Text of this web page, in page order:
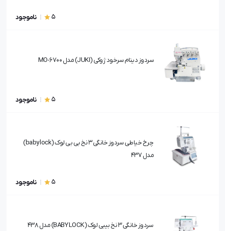
5 ناموجود
سردوز دینام سرخود ژوکی (JUKI) مدل MO-6700
5 ناموجود
چرخ خیاطی سردوز خانگی 3 نخ بی بی لوک (baby lock)
مدل 437
5 ناموجود
سردوز خانگی 3 نخ بیبی لوک (BABY LOCK) مدل 438